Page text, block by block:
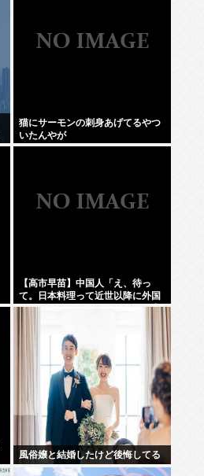
猫にサーモンの刺身あげてるやつ
いたんやが
【高市早苗】中国人「え、待っ
て。日本料理って近世以降に外国
からパクった物ばっかじゃね？中
世以前のジャップは何を食べてた
んだよ」
風俗嬢と結婚したけど後悔してる